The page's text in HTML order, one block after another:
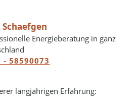
Schaefgen
Energieberatung in ganz
- 58590073
langjährigen Erfahrung: